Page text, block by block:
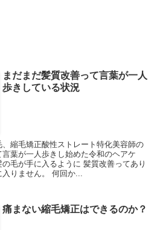
まだまだ髪質改善って言葉が一人
歩きしている状況
縮毛矯正酸性ストレート特化美容師の
葉が一人歩きし始めた令和のヘアケ
毛が手に入るように 髪質改善ってあり
りません。 何回か...
痛まない縮毛矯正はできるのか？